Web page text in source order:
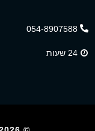
054-8907588
24 שעות